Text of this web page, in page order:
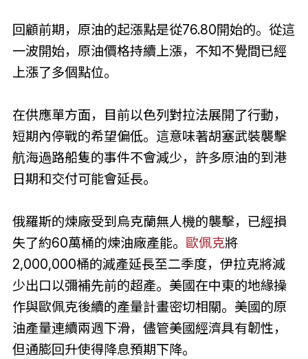
回顧前期，原油的起漲點是從76.80開始的。從這
一波開始，原油價格持續上漲，不知不覺間已經
上漲了多個點位。
在供應單方面，目前以色列對拉法展開了行動，
短期內停戰的希望偏低。這意味著胡塞武裝襲擊
航海過路船隻的事件不會減少，許多原油的到港
日期和交付可能會延長。
俄羅斯的煉廠受到烏克蘭無人機的襲擊，已經損
失了約60萬桶的煉油廠產能。 歐佩克將
2,000,000桶的減產延長至二季度，伊拉克將減
少出口以彌補先前的超產。美國在中東的地緣操
作與歐佩克後續的產量計畫密切相關。美國的原
油產量連續兩週下滑，儘管美國經濟具有韌性，
但通膨回升使得降息預期下降。